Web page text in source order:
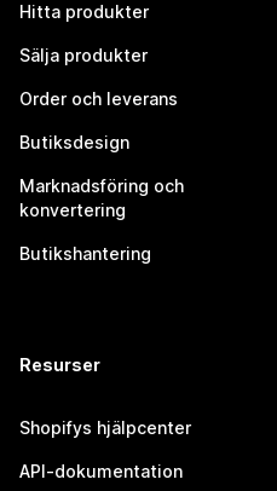
Hitta produkter
Sälja produkter
Order och leverans
Butiksdesign
Marknadsföring och
konvertering
Butikshantering
Resurser
Shopifys hjälpcenter
API-dokumentation